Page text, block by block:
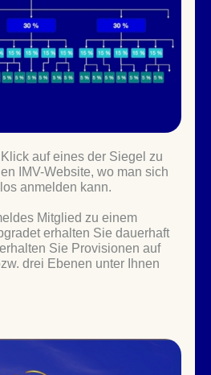
auf eines der Siegel zu
IMV-Website, wo man sich
anmelden kann.
Mitglied zu einem
erhalten Sie dauerhaft
Sie Provisionen auf
drei Ebenen unter Ihnen